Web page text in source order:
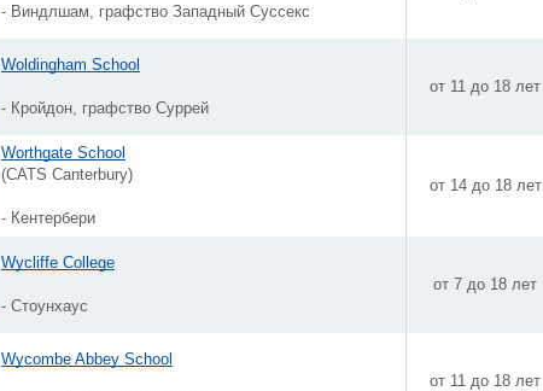
- Виндлшам, графство Западный Суссекс
Woldingham School
- Кройдон, графство Суррей
от 11 до 18 лет
Worthgate School
(CATS Canterbury)
- Кентербери
от 14 до 18 лет
Wycliffe College
- Стоунхаус
от 7 до 18 лет
Wycombe Abbey School
от 11 до 18 лет